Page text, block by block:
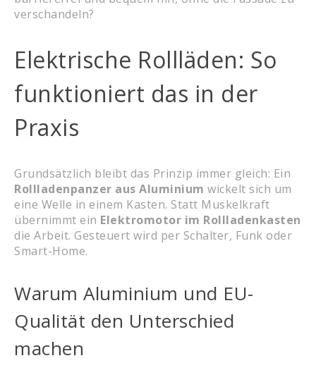
verschandeln?
Elektrische Rollläden: So
funktioniert das in der
Praxis
Grundsätzlich bleibt das Prinzip immer gleich: Ein
Rollladenpanzer aus Aluminium wickelt sich um
eine Welle in einem Kasten. Statt Muskelkraft
übernimmt ein Elektromotor im Rollladenkasten
die Arbeit. Gesteuert wird per Schalter, Funk oder
Smart-Home.
Warum Aluminium und EU-
Qualität den Unterschied
machen